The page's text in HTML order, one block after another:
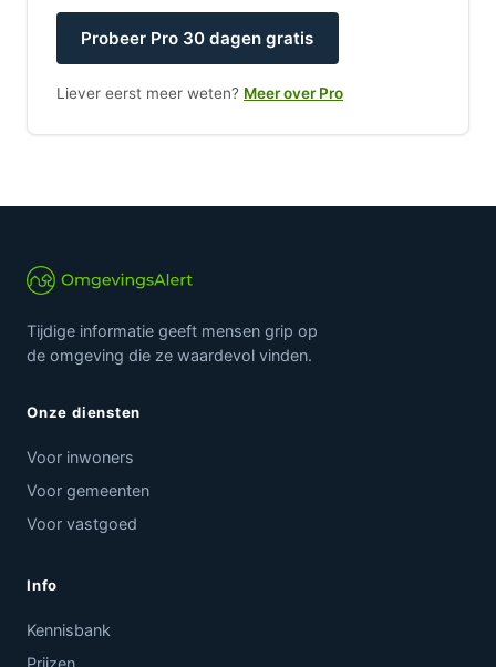
Probeer Pro 30 dagen gratis
Liever eerst meer weten? Meer over Pro
Tijdige informatie geeft mensen grip op
de omgeving die ze waardevol vinden.
Onze diensten
Voor inwoners
Voor gemeenten
Voor vastgoed
Info
Kennisbank
Prijzen